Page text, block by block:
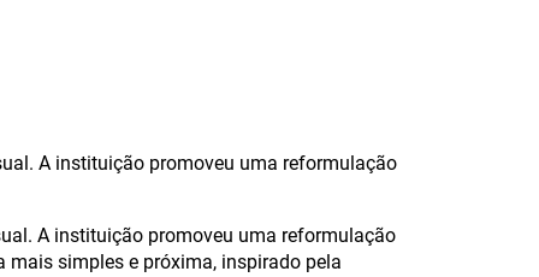
A instituição promoveu uma reformulação
A instituição promoveu uma reformulação
simples e próxima, inspirado pela